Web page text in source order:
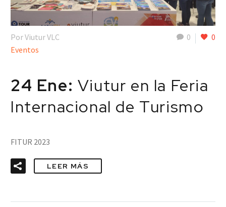
0 0
Por Viutur VLC
Eventos
24 Ene: Viutur en la Feria
Internacional de Turismo
FITUR 2023
LEER MÁS